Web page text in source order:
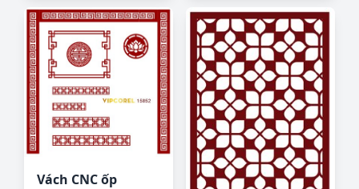
Vách CNC ốp